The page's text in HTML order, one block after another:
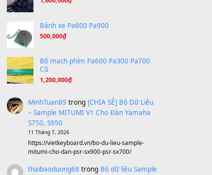
Tiếng Đàn Hàm Oan
Under Pressure (8.164)
A Long December
Ta Sẽ Trở Lại (8.155)
Ông Hoàng Bảy (8.133)
Avenged Sevenfold - Buried Alive (8.109)
Sản phẩm dành cho bạn
BEND 4 CHIỀU MTP-5F MEGABEND
1,600,000₫